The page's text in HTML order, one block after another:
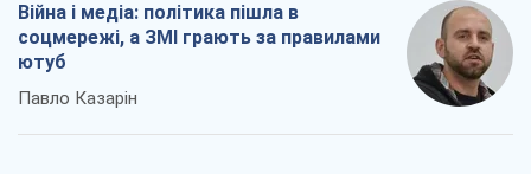
Війна і медіа: політика пішла в
соцмережі, а ЗМІ грають за правилами
ютуб
Павло Казарін